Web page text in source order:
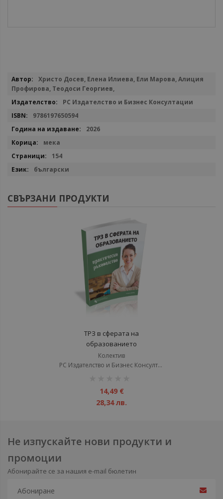
Повече
информация
Христо Досев, Елена Илиева, Ели Марова, Алиция
Профирова, Теодоси Георгиев,
РС Издателство и Бизнес Консултации
9786197650594
2026
мека
154
български
СВЪРЗАНИ ПРОДУКТИ
ТРЗ в сферата на
образованието
Колектив
РС Издателство и Бизнес Консултации ЕООД
14,49 €
28,34 лв.
Не изпускайте нови продукти и
промоции
Абонирайте се за нашия e-mail бюлетин